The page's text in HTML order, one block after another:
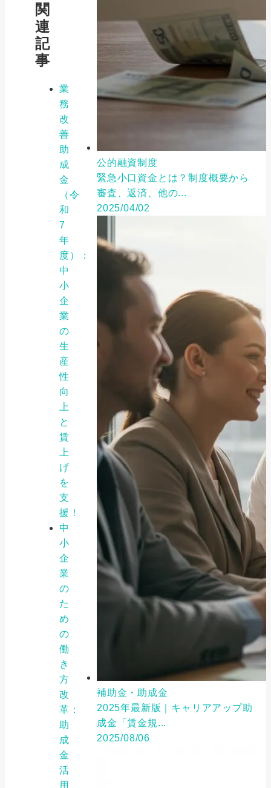
関
連
記
事
業
務
改
善
助
成
金
（令
和
7
年
度）：
中
小
企
業
の
生
産
性
向
上
と
賃
上
げ
を
支
援！
中
小
企
業
の
た
め
の
働
き
方
改
革：
助
成
金
活
用
公的融資制度
緊急小口資金とは？制度概要から
審査、返済、他の...
2025/04/02
補助金・助成金
2025年最新版｜キャリアアップ助
成金「賃金規...
2025/08/06